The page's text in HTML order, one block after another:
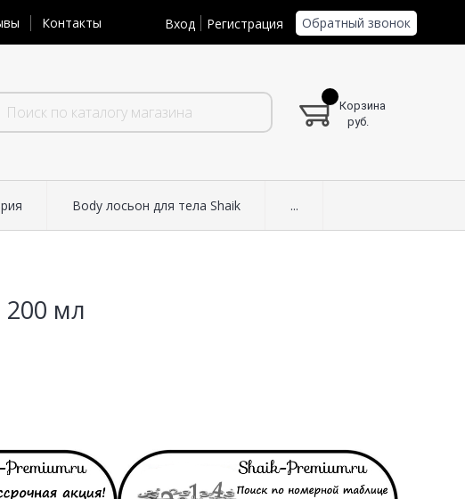
Контакты Вход Регистрация Обратный звонок
Корзина
руб.
Body лосьон для тела Shaik ...
мл